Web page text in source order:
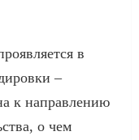
в
–
к направлению
о чем